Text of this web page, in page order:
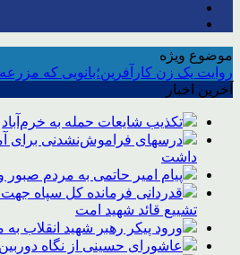
موضوع ویژه
روایت یک زن کارآفرین؛بانویی که مزرعه
آخرین اخبار
تکذیب شایعات حمله به خرم‌آباد
درسهای فراموش‌نشدنی برای
داشت
پیام امیر حاتمی به مردم صبور و
قدردانی فرمانده کل سپاه
تشییع قائد شهید امت
ورود پیکر رهبر شهید انقلاب
عاشورای حسینی از نگاه دوربین